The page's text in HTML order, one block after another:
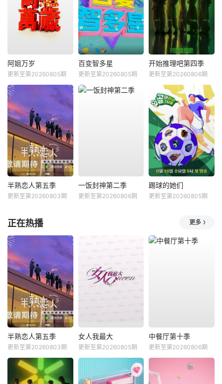
阿姐万岁
更新至第20260805期
百变智多星
更新至第20260805期
开始推理吧第四季
更新至第20260806期
半熟恋人第五季
更新至第20260803期
一饭封神第二季
更新至第20260806期
踢球的她们
更新至第20260805期
正在热播 更多
半熟恋人第五季
更新至第20260803期
女人我最大
更新至第20260805期
中餐厅第十季
更新至第20260806期